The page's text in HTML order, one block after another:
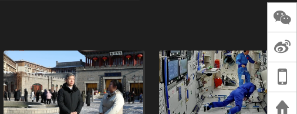
谈过去 谈谈未来
天桥艺术中心一
演出，国际项目
重庆一高校学生
死，官方通报：